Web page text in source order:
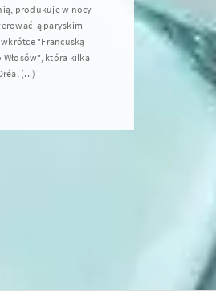
produkuje w nocy
ją paryskim
"Francuską
która kilka
(...)